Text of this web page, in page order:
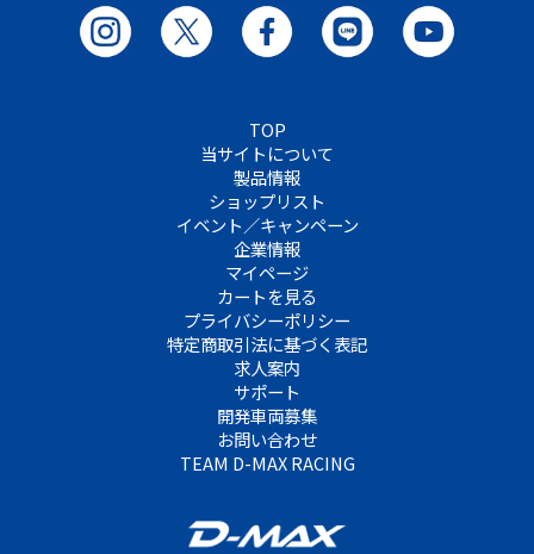
TOP
当サイトについて
製品情報
ショップリスト
イベント／キャンペーン
企業情報
マイページ
カートを見る
プライバシーポリシー
特定商取引法に基づく表記
求人案内
サポート
開発車両募集
お問い合わせ
TEAM D-MAX RACING